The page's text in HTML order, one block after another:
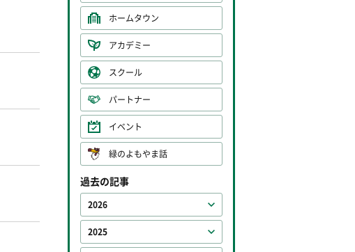
ホームタウン
アカデミー
スクール
パートナー
イベント
緑のよもやま話
過去の記事
2026
2025